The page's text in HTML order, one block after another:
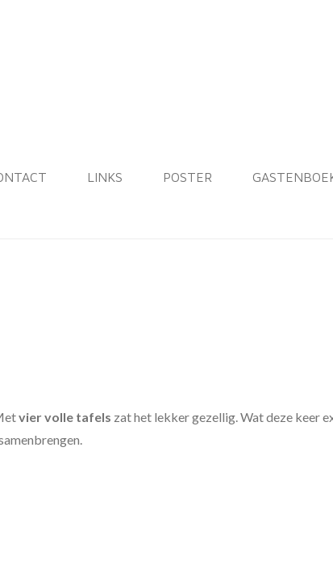
LINKS POSTER
vier volle tafels zat het lekker gezellig. Wat deze keer